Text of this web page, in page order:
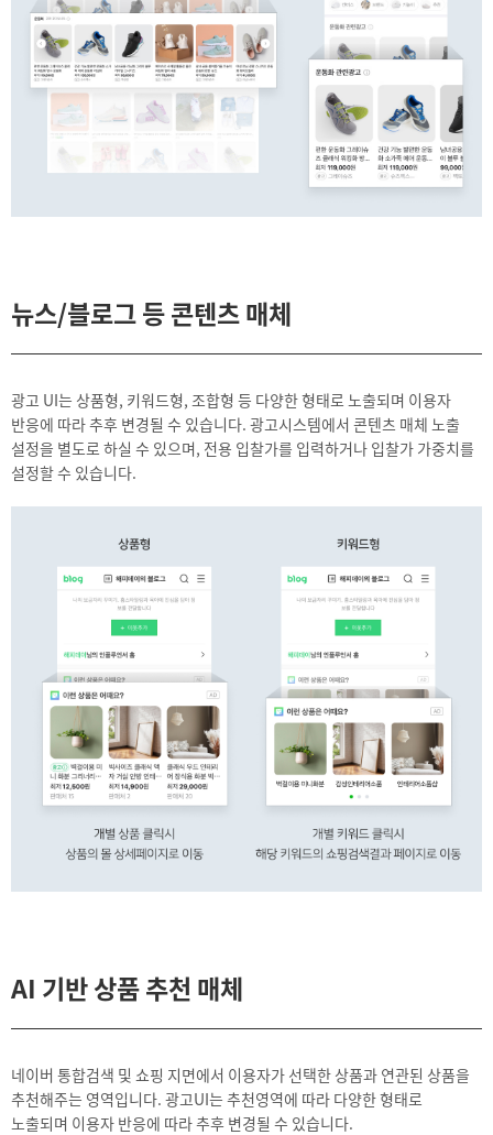
뉴스/블로그 등 콘텐츠 매체
광고 UI는 상품형, 키워드형, 조합형 등 다양한 형태로 노출되며 이용자
반응에 따라 추후 변경될 수 있습니다. 광고시스템에서 콘텐츠 매체 노출
설정을 별도로 하실 수 있으며, 전용 입찰가를 입력하거나 입찰가 가중치를
설정할 수 있습니다.
AI 기반 상품 추천 매체
네이버 통합검색 및 쇼핑 지면에서 이용자가 선택한 상품과 연관된 상품을
추천해주는 영역입니다. 광고UI는 추천영역에 따라 다양한 형태로
노출되며 이용자 반응에 따라 추후 변경될 수 있습니다.